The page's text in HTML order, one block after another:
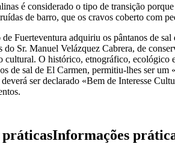
é considerado o tipo de transição
de barro, que os cravos coberto com
Fuerteventura adquiriu os pântanos de
do Sr. Manuel Velázquez Cabrera, de
cultural. O histórico, etnográfico, ecológico
de sal de El Carmen, permitiu-lhes ser um
ser declarado «Bem de Interesse
Informações